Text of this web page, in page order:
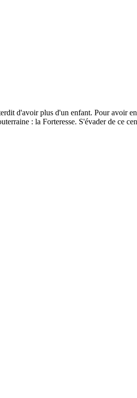
d'avoir plus d'un enfant. Pour avoir
: la Forteresse. S'évader de ce